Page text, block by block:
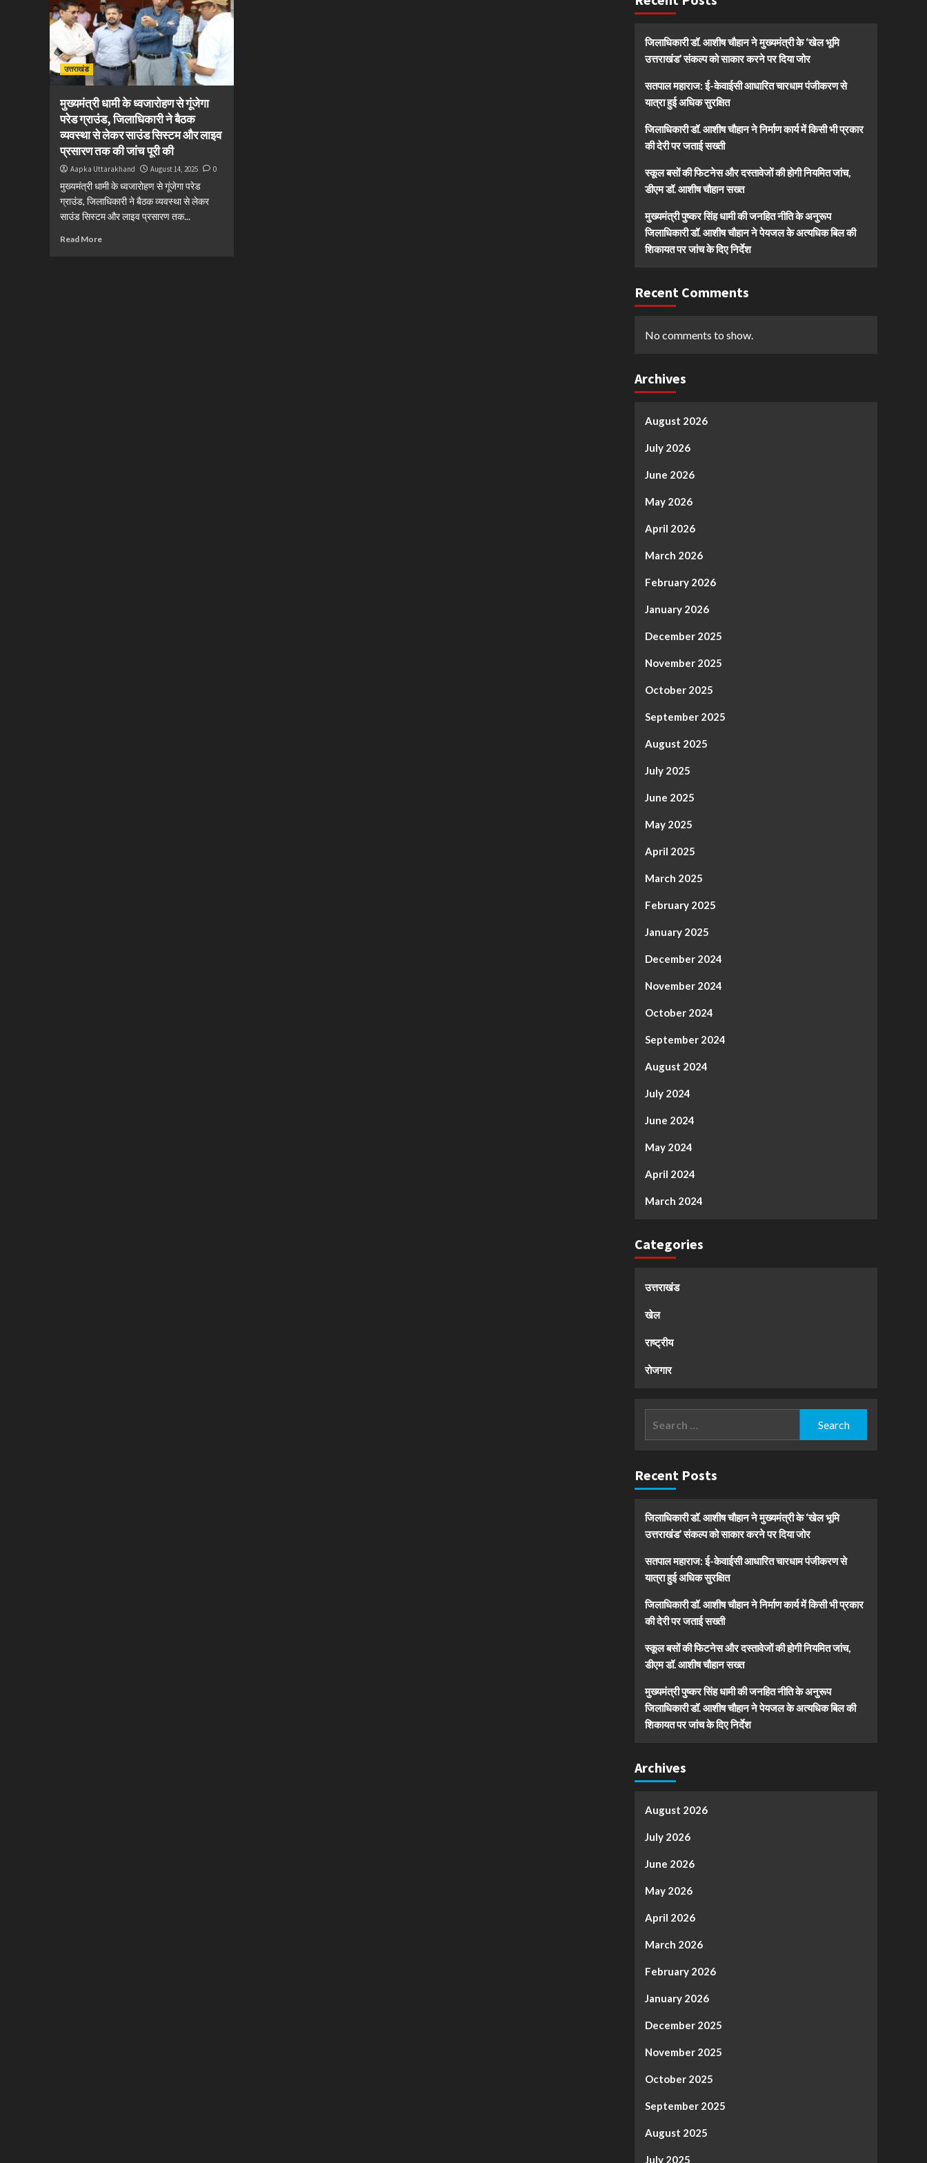
उत्तराखंड
मुख्यमंत्री धामी के ध्वजारोहण से गूंजेगा
परेड ग्राउंड, जिलाधिकारी ने बैठक
व्यवस्था से लेकर साउंड सिस्टम और लाइव
प्रसारण तक की जांच पूरी की
Aapka Uttarakhand August 14, 2025 0
मुख्यमंत्री धामी के ध्वजारोहण से गूंजेगा परेड
ग्राउंड, जिलाधिकारी ने बैठक व्यवस्था से लेकर
साउंड सिस्टम और लाइव प्रसारण तक...
Read More
जिलाधिकारी डॉ. आशीष चौहान ने मुख्यमंत्री के ‘खेल भूमि
उत्तराखंड’ संकल्प को साकार करने पर दिया जोर
सतपाल महाराज: ई-केवाईसी आधारित चारधाम पंजीकरण से
यात्रा हुई अधिक सुरक्षित
जिलाधिकारी डॉ. आशीष चौहान ने निर्माण कार्य में किसी भी प्रकार
की देरी पर जताई सख्ती
स्कूल बसों की फिटनेस और दस्तावेजों की होगी नियमित जांच,
डीएम डॉ. आशीष चौहान सख्त
मुख्यमंत्री पुष्कर सिंह धामी की जनहित नीति के अनुरूप
जिलाधिकारी डॉ. आशीष चौहान ने पेयजल के अत्यधिक बिल की
शिकायत पर जांच के दिए निर्देश
Recent Comments
No comments to show.
Archives
August 2026
July 2026
June 2026
May 2026
April 2026
March 2026
February 2026
January 2026
December 2025
November 2025
October 2025
September 2025
August 2025
July 2025
June 2025
May 2025
April 2025
March 2025
February 2025
January 2025
December 2024
November 2024
October 2024
September 2024
August 2024
July 2024
June 2024
May 2024
April 2024
March 2024
Categories
उत्तराखंड
खेल
राष्ट्रीय
रोजगार
Recent Posts
जिलाधिकारी डॉ. आशीष चौहान ने मुख्यमंत्री के ‘खेल भूमि
उत्तराखंड’ संकल्प को साकार करने पर दिया जोर
सतपाल महाराज: ई-केवाईसी आधारित चारधाम पंजीकरण से
यात्रा हुई अधिक सुरक्षित
जिलाधिकारी डॉ. आशीष चौहान ने निर्माण कार्य में किसी भी प्रकार
की देरी पर जताई सख्ती
स्कूल बसों की फिटनेस और दस्तावेजों की होगी नियमित जांच,
डीएम डॉ. आशीष चौहान सख्त
मुख्यमंत्री पुष्कर सिंह धामी की जनहित नीति के अनुरूप
जिलाधिकारी डॉ. आशीष चौहान ने पेयजल के अत्यधिक बिल की
शिकायत पर जांच के दिए निर्देश
Archives
August 2026
July 2026
June 2026
May 2026
April 2026
March 2026
February 2026
January 2026
December 2025
November 2025
October 2025
September 2025
August 2025
July 2025